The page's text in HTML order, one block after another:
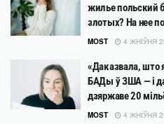
жилье польский
злотых? На нее
MOST 4 ЖНІЎНЯ
«Даказвала, што
БАДы ў ЗША — і
дзяржаве 20
MOST 4 ЖНІЎНЯ